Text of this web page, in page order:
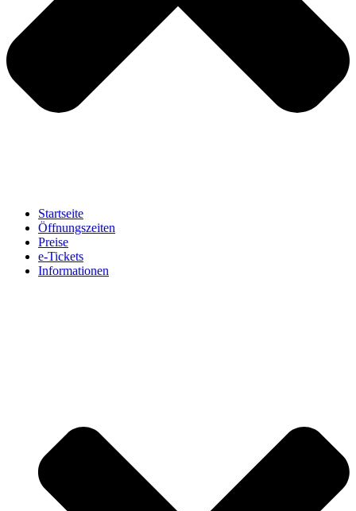
Startseite
Öffnungszeiten
Preise
e-Tickets
Informationen